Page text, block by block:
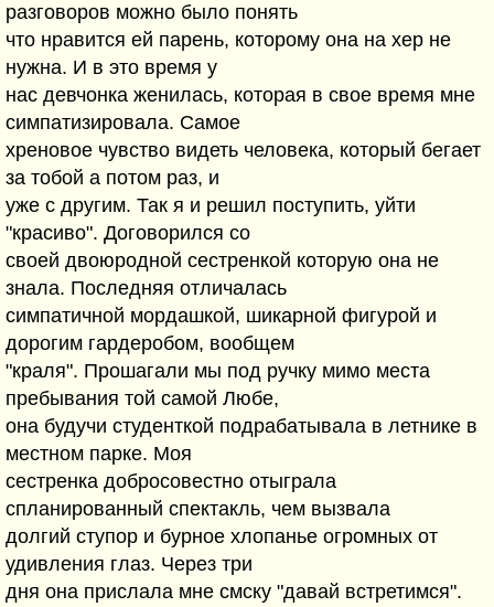
разговоров можно было понять
что нравится ей парень, которому она на хер не
нужна. И в это время у
нас девчонка женилась, которая в свое время мне
симпатизировала. Самое
хреновое чувство видеть человека, который бегает
за тобой а потом раз, и
уже с другим. Так я и решил поступить, уйти
"красиво". Договорился со
своей двоюродной сестренкой которую она не
знала. Последняя отличалась
симпатичной мордашкой, шикарной фигурой и
дорогим гардеробом, вообщем
"краля". Прошагали мы под ручку мимо места
пребывания той самой Любе,
она будучи студенткой подрабатывала в летнике в
местном парке. Моя
сестренка добросовестно отыграла
спланированный спектакль, чем вызвала
долгий ступор и бурное хлопанье огромных от
удивления глаз. Через три
дня она прислала мне смску "давай встретимся".